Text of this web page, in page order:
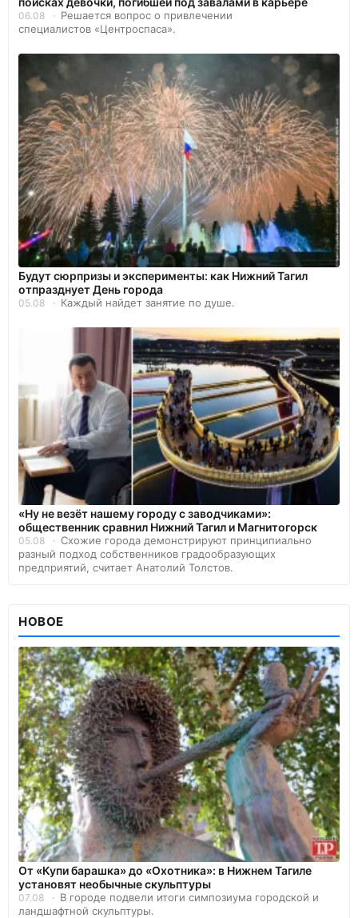
06.08
Решается вопрос о привлечении
специалистов «Центроспаса».
Будут сюрпризы и эксперименты: как Нижний Тагил
отпразднует День города
05.08 Каждый найдет занятие по душе.
«Ну не везёт нашему городу с заводчиками»:
общественник сравнил Нижний Тагил и Магнитогорск
05.08
Схожие города демонстрируют принципиально
разный подход собственников градообразующих
предприятий, считает Анатолий Толстов.
НОВОЕ
От «Купи барашка» до «Охотника»: в Нижнем Тагиле
установят необычные скульптуры
07.08
В городе подвели итоги симпозиума городской и
ландшафтной скульптуры.